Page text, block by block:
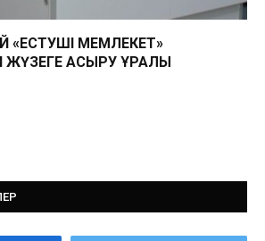
«ЕСТУШІ МЕМЛЕКЕТ»
АСЫРУ ҚҰРАЛЫ